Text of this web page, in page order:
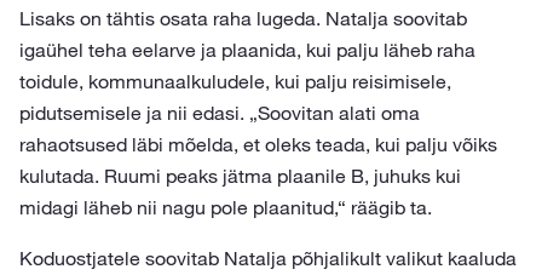
Lisaks on tähtis osata raha lugeda. Natalja soovitab
igaühel teha eelarve ja plaanida, kui palju läheb raha
toidule, kommunaalkuludele, kui palju reisimisele,
pidutsemisele ja nii edasi. „Soovitan alati oma
rahaotsused läbi mõelda, et oleks teada, kui palju võiks
kulutada. Ruumi peaks jätma plaanile B, juhuks kui
midagi läheb nii nagu pole plaanitud,“ räägib ta.
Koduostjatele soovitab Natalja põhjalikult valikut kaaluda